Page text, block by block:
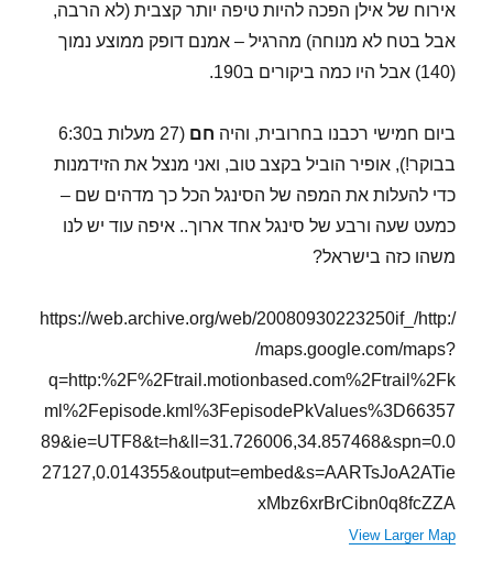
אירוח של אילן הפכה להיות טיפה יותר קצבית (לא הרבה,
אבל בטח לא מנוחה) מהרגיל – אמנם דופק ממוצע נמוך
(140) אבל היו כמה ביקורים ב190.
ביום חמישי רכבנו בחרובית, והיה חם
(27 מעלות ב6:30
בבוקר!), אופיר הוביל בקצב טוב, ואני מנצל את הזידמנות
כדי להעלות את המפה של הסינגל הכל כך מדהים שם –
כמעט שעה ורבע של סינגל אחד ארוך.. איפה עוד יש לנו
משהו כזה בישראל?
https://web.archive.org/web/20080930223250if_/http:/
/maps.google.com/maps?
q=http:%2F%2Ftrail.motionbased.com%2Ftrail%2Fk
ml%2Fepisode.kml%3FepisodePkValues%3D66357
89&ie=UTF8&t=h&ll=31.726006,34.857468&spn=0.0
27127,0.014355&output=embed&s=AARTsJoA2ATie
xMbz6xrBrCibn0q8fcZZA
View Larger Map